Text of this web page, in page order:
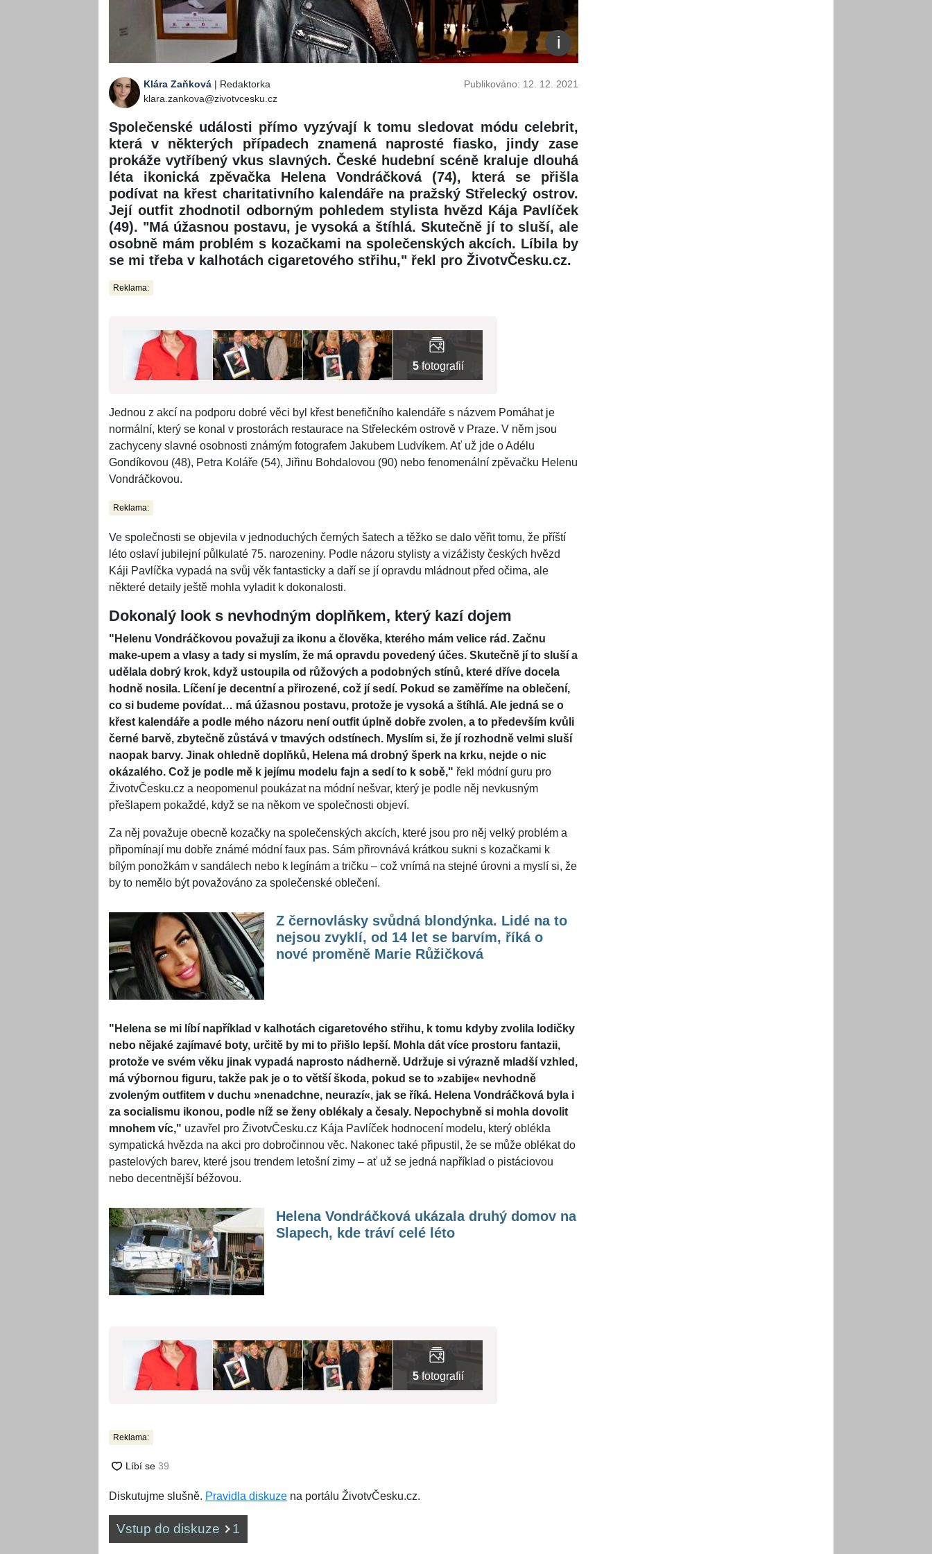
Klára Zaňková | Redaktorka
klara.zankova@zivotvcesku.cz
Publikováno: 12. 12. 2021
Společenské události přímo vyzývají k tomu sledovat módu celebrit,
která v některých případech znamená naprosté fiasko, jindy zase
prokáže vytříbený vkus slavných. České hudební scéně kraluje dlouhá
léta ikonická zpěvačka Helena Vondráčková (74), která se přišla
podívat na křest charitativního kalendáře na pražský Střelecký ostrov.
Její outfit zhodnotil odborným pohledem stylista hvězd Kája Pavlíček
(49). "Má úžasnou postavu, je vysoká a štíhlá. Skutečně jí to sluší, ale
osobně mám problém s kozačkami na společenských akcích. Líbila by
se mi třeba v kalhotách cigaretového střihu," řekl pro ŽivotvČesku.cz.
Reklama:
5fotografií
Jednou z akcí na podporu dobré věci byl křest benefičního kalendáře s názvem Pomáhat je
normální, který se konal v prostorách restaurace na Střeleckém ostrově v Praze. V něm jsou
zachyceny slavné osobnosti známým fotografem Jakubem Ludvíkem. Ať už jde o Adélu
Gondíkovou (48), Petra Koláře (54), Jiřinu Bohdalovou (90) nebo fenomenální zpěvačku Helenu
Vondráčkovou.
Reklama:
Ve společnosti se objevila v jednoduchých černých šatech a těžko se dalo věřit tomu, že příští
léto oslaví jubilejní půlkulaté 75. narozeniny. Podle názoru stylisty a vizážisty českých hvězd
Káji Pavlíčka vypadá na svůj věk fantasticky a daří se jí opravdu mládnout před očima, ale
některé detaily ještě mohla vyladit k dokonalosti.
Dokonalý look s nevhodným doplňkem, který kazí dojem
"Helenu Vondráčkovou považuji za ikonu a člověka, kterého mám velice rád. Začnu
make-upem a vlasy a tady si myslím, že má opravdu povedený účes. Skutečně jí to sluší a
udělala dobrý krok, když ustoupila od růžových a podobných stínů, které dříve docela
hodně nosila. Líčení je decentní a přirozené, což jí sedí. Pokud se zaměříme na oblečení,
co si budeme povídat… má úžasnou postavu, protože je vysoká a štíhlá. Ale jedná se o
křest kalendáře a podle mého názoru není outfit úplně dobře zvolen, a to především kvůli
černé barvě, zbytečně zůstává v tmavých odstínech. Myslím si, že jí rozhodně velmi sluší
naopak barvy. Jinak ohledně doplňků, Helena má drobný šperk na krku, nejde o nic
okázalého. Což je podle mě k jejímu modelu fajn a sedí to k sobě," řekl módní guru pro
ŽivotvČesku.cz a neopomenul poukázat na módní nešvar, který je podle něj nevkusným
přešlapem pokaždé, když se na někom ve společnosti objeví.
Za něj považuje obecně kozačky na společenských akcích, které jsou pro něj velký problém a
připomínají mu dobře známé módní faux pas. Sám přirovnává krátkou sukni s kozačkami k
bílým ponožkám v sandálech nebo k legínám a tričku – což vnímá na stejné úrovni a myslí si, že
by to nemělo být považováno za společenské oblečení.
Z černovlásky svůdná blondýnka. Lidé na to
nejsou zvyklí, od 14 let se barvím, říká o
nové proměně Marie Růžičková
"Helena se mi líbí například v kalhotách cigaretového střihu, k tomu kdyby zvolila lodičky
nebo nějaké zajímavé boty, určitě by mi to přišlo lepší. Mohla dát více prostoru fantazii,
protože ve svém věku jinak vypadá naprosto nádherně. Udržuje si výrazně mladší vzhled,
má výbornou figuru, takže pak je o to větší škoda, pokud se to »zabije« nevhodně
zvoleným outfitem v duchu »nenadchne, neurazí«, jak se říká. Helena Vondráčková byla i
za socialismu ikonou, podle níž se ženy oblékaly a česaly. Nepochybně si mohla dovolit
mnohem víc," uzavřel pro ŽivotvČesku.cz Kája Pavlíček hodnocení modelu, který oblékla
sympatická hvězda na akci pro dobročinnou věc. Nakonec také připustil, že se může oblékat do
pastelových barev, které jsou trendem letošní zimy – ať už se jedná například o pistáciovou
nebo decentnější béžovou.
Helena Vondráčková ukázala druhý domov na
Slapech, kde tráví celé léto
5fotografií
Reklama:
Diskutujme slušně. Pravidla diskuze na portálu ŽivotvČesku.cz.
Vstup do diskuze 1